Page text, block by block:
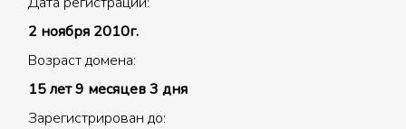
2 ноября 2010г.
Возраст домена:
15 лет 9 месяцев 3 дня
Зарегистрирован до: